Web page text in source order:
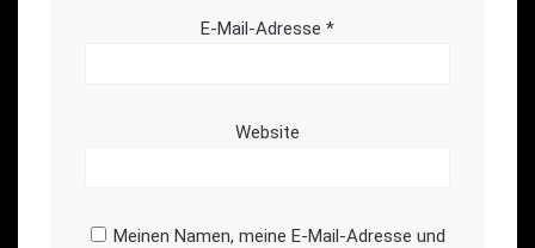
E-Mail-Adresse *
Website
Meinen Namen, meine E-Mail-Adresse und